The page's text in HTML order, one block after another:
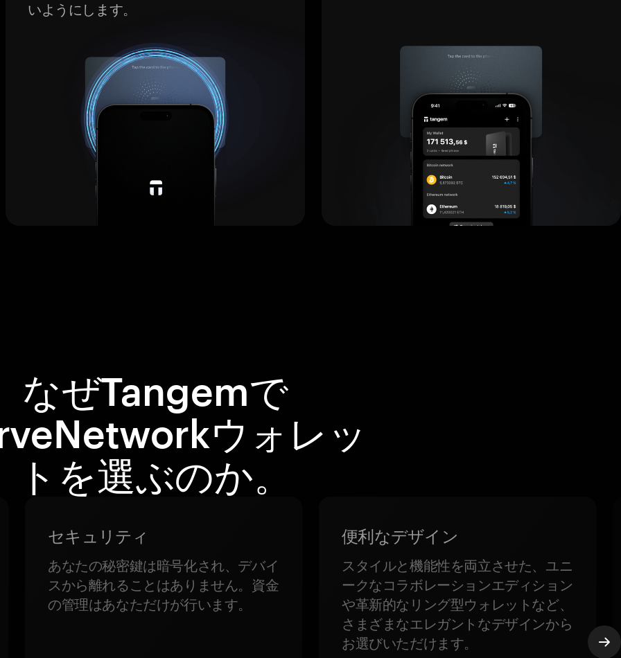
いようにします。
なぜTangemで
ウォレッ
トを選ぶのか。
セキュリティ
あなたの秘密鍵は暗号化され、デバイ
スから離れることはありません。資金
の管理はあなただけが行います。
便利なデザイン
スタイルと機能性を両立させた、ユニ
ークなコラボレーションエディション
や革新的なリング型ウォレットなど、
さまざまなエレガントなデザインから
お選びいただけます。